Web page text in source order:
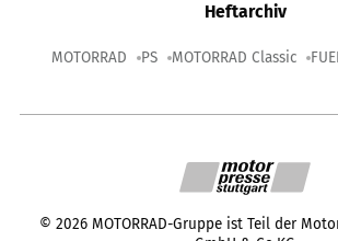
Heftarchiv
MOTORRAD PS MOTORRAD Classic
© 2026 MOTORRAD-Gruppe ist Teil der